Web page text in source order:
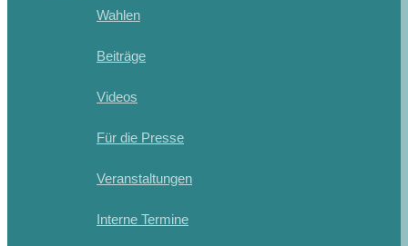
Wahlen
Beiträge
Videos
Für die Presse
Veranstaltungen
Interne Termine